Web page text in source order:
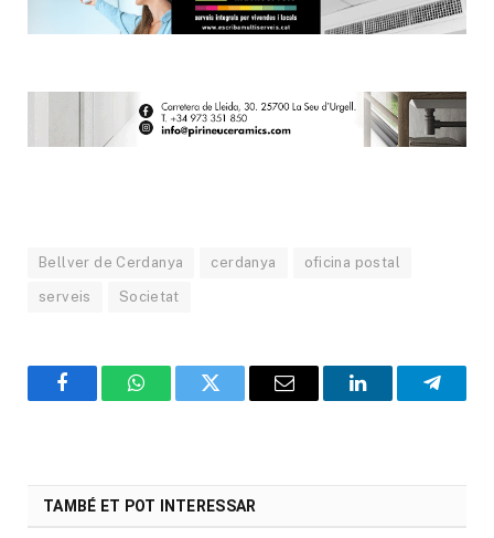
Bellver de Cerdanya cerdanya oficina postal
serveis Societat
FacebookWhatsAppTwitter Email LinkedIn
TAMBÉ ET POT INTERESSAR